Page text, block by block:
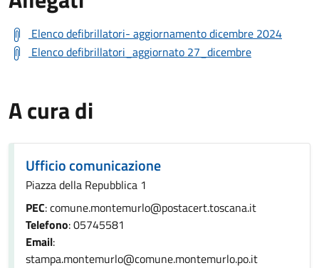
Elenco defibrillatori- aggiornamento dicembre 2024
Elenco defibrillatori_aggiornato 27_dicembre
A cura di
Ufficio comunicazione
Piazza della Repubblica 1
PEC: comune.montemurlo@postacert.toscana.it
Telefono: 05745581
Email:
stampa.montemurlo@comune.montemurlo.po.it